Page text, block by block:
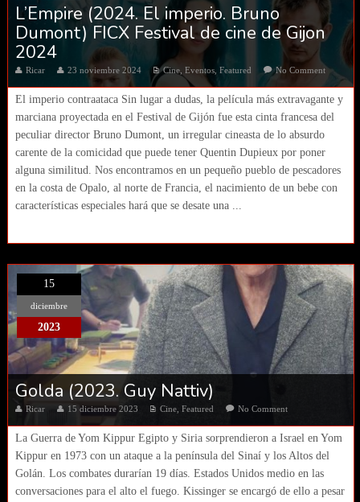
L’Empire (2024. El imperio. Bruno
Dumont) FICX Festival de cine de Gijon
2024
Ricar 23 noviembre 2024 Cine, Eventos, Featured No Comment
El imperio contraataca Sin lugar a dudas, la película más extravagante y
marciana proyectada en el Festival de Gijón fue esta cinta francesa del
peculiar director Bruno Dumont, un irregular cineasta de lo absurdo
carente de la comicidad que puede tener Quentin Dupieux por poner
alguna similitud. Nos encontramos en un pequeño pueblo de pescadores
en la costa de Opalo, al norte de Francia, el nacimiento de un bebe con
características especiales hará que se desate una ...
15
diciembre
2023
Golda (2023. Guy Nattiv)
Ricar 15 diciembre 2023 Cine, Featured No Comment
La Guerra de Yom Kippur Egipto y Siria sorprendieron a Israel en Yom
Kippur en 1973 con un ataque a la península del Sinaí y los Altos del
Golán. Los combates durarían 19 días. Estados Unidos medio en las
conversaciones para el alto el fuego. Kissinger se encargó de ello a pesar